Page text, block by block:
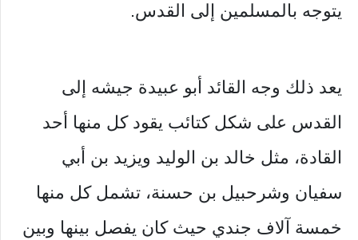
يتوجه بالمسلمين إلى القدس.
يعد ذلك وجه القائد أبو عبيدة جيشه إلى
القدس على شكل كتائب يقود كل منها أحد
القادة، مثل خالد بن الوليد ويزيد بن أبي
سفيان وشرحبيل بن حسنة، تشمل كل منها
خمسة آلاف جندي حيث كان يفصل بينها وبين